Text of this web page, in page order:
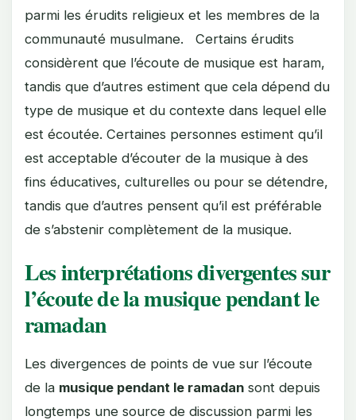
parmi les érudits religieux et les membres de la
communauté musulmane. Certains érudits
considèrent que l’écoute de musique est haram,
tandis que d’autres estiment que cela dépend du
type de musique et du contexte dans lequel elle
est écoutée. Certaines personnes estiment qu’il
est acceptable d’écouter de la musique à des
fins éducatives, culturelles ou pour se détendre,
tandis que d’autres pensent qu’il est préférable
de s’abstenir complètement de la musique.
Les interprétations divergentes sur
l’écoute de la musique pendant le
ramadan
Les divergences de points de vue sur l’écoute
de la musique pendant le ramadan sont depuis
longtemps une source de discussion parmi les